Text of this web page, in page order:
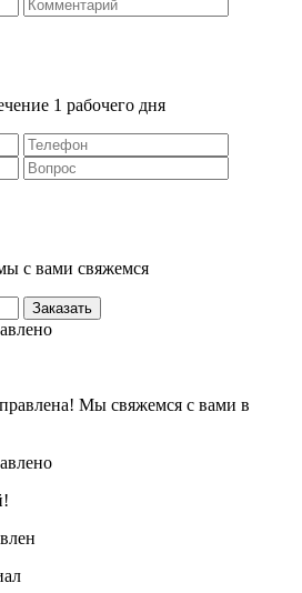
1 рабочего дня
с вами свяжемся
Заказать
Мы свяжемся с вами в